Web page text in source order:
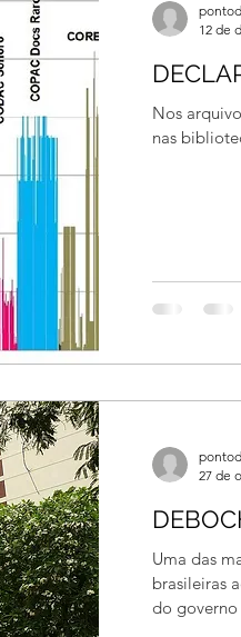
12 de
Nos
nas
27 de
Uma das
brasileiras
do governo